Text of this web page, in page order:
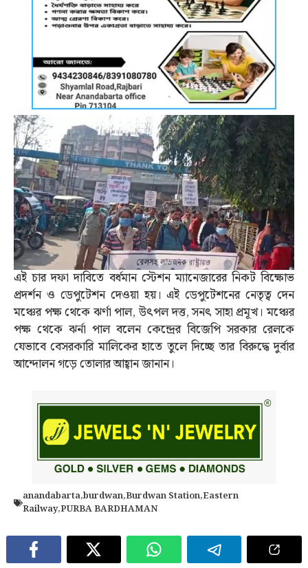
এই চার দফা দাবিতে বর্ধমান স্টেশন ম্যানেজারের নিকট বিক্ষোভ
প্রদর্শন ও ডেপুটেশন দেওয়া হয়। এই ডেপুটেশনের নেতৃত্ব দেন
মঞ্চের পক্ষ থেকে ঝর্ণা পাল, উৎপল দত্ত, সনৎ সাহা প্রমূখ। মঞ্চের
পক্ষ থেকে ঝর্না পাল বলেন কেন্দ্রের বিজেপি সরকার রেলকে
যেভাবে বেসরকারি মালিকের হাতে তুলে দিচ্ছে তার বিরুদ্ধে দুর্বার
আন্দোলন গড়ে তোলার আহ্বান জানান।
anandabarta,burdwan,Burdwan Station,Eastern
Railway,PURBA BARDHAMAN